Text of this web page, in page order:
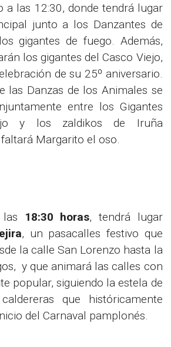
a las 12:30, donde tendrá lugar
junto a los Danzantes de
gigantes de fuego. Además,
los gigantes del Casco Viejo,
de su 25º aniversario.
las Danzas de los Animales se
entre los Gigantes
y los zaldikos de Iruña
Margarito el oso.
18:30 horas, tendrá lugar
, un pasacalles festivo que
la calle San Lorenzo hasta la
y que animará las calles con
popular, siguiendo la estela de
que históricamente
del Carnaval pamplonés.